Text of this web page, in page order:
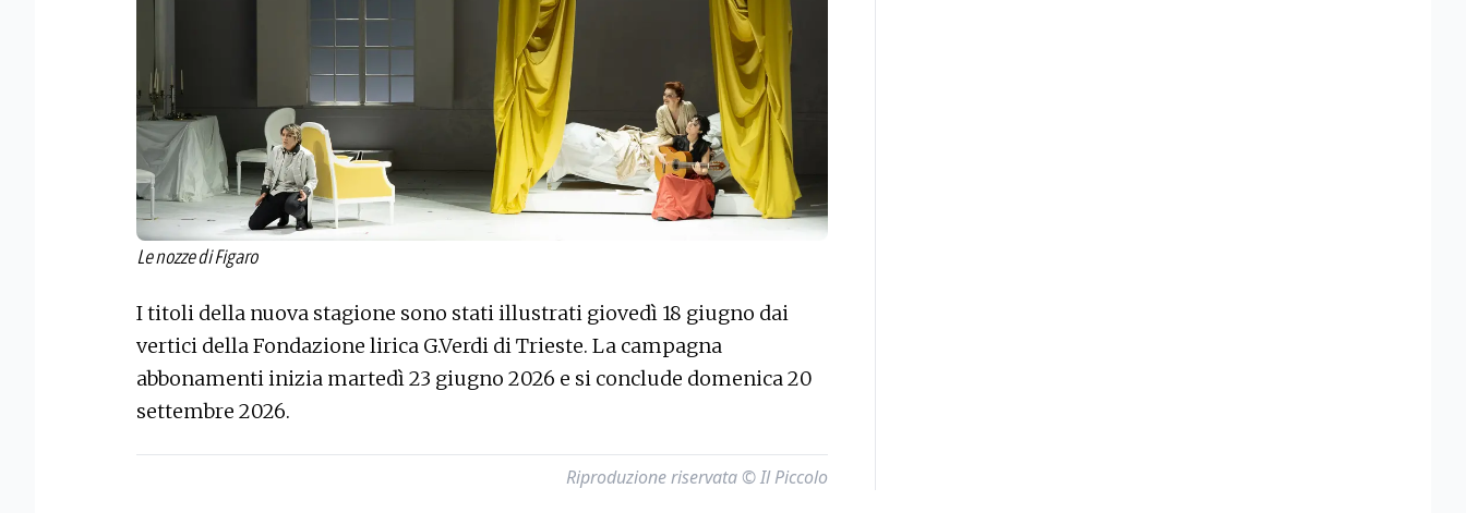
Le nozze di Figaro
I titoli della nuova stagione sono stati illustrati giovedì 18 giugno dai
vertici della Fondazione lirica G.Verdi di Trieste. La campagna
abbonamenti inizia martedì 23 giugno 2026 e si conclude domenica 20
settembre 2026.
Riproduzione riservata © Il Piccolo